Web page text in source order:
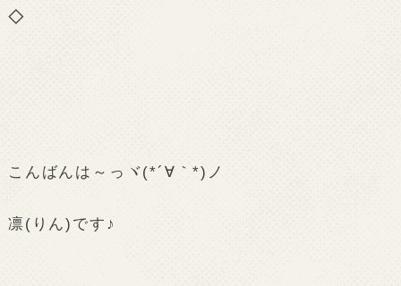
◇
こんばんは～っヾ(*´∀｀*)ノ
凛(りん)です♪